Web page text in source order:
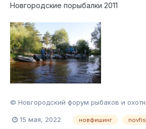
Новгородские порыбалки 2011
© Новгородский форум рыбаков и
15 мая, 2022 новфишинг